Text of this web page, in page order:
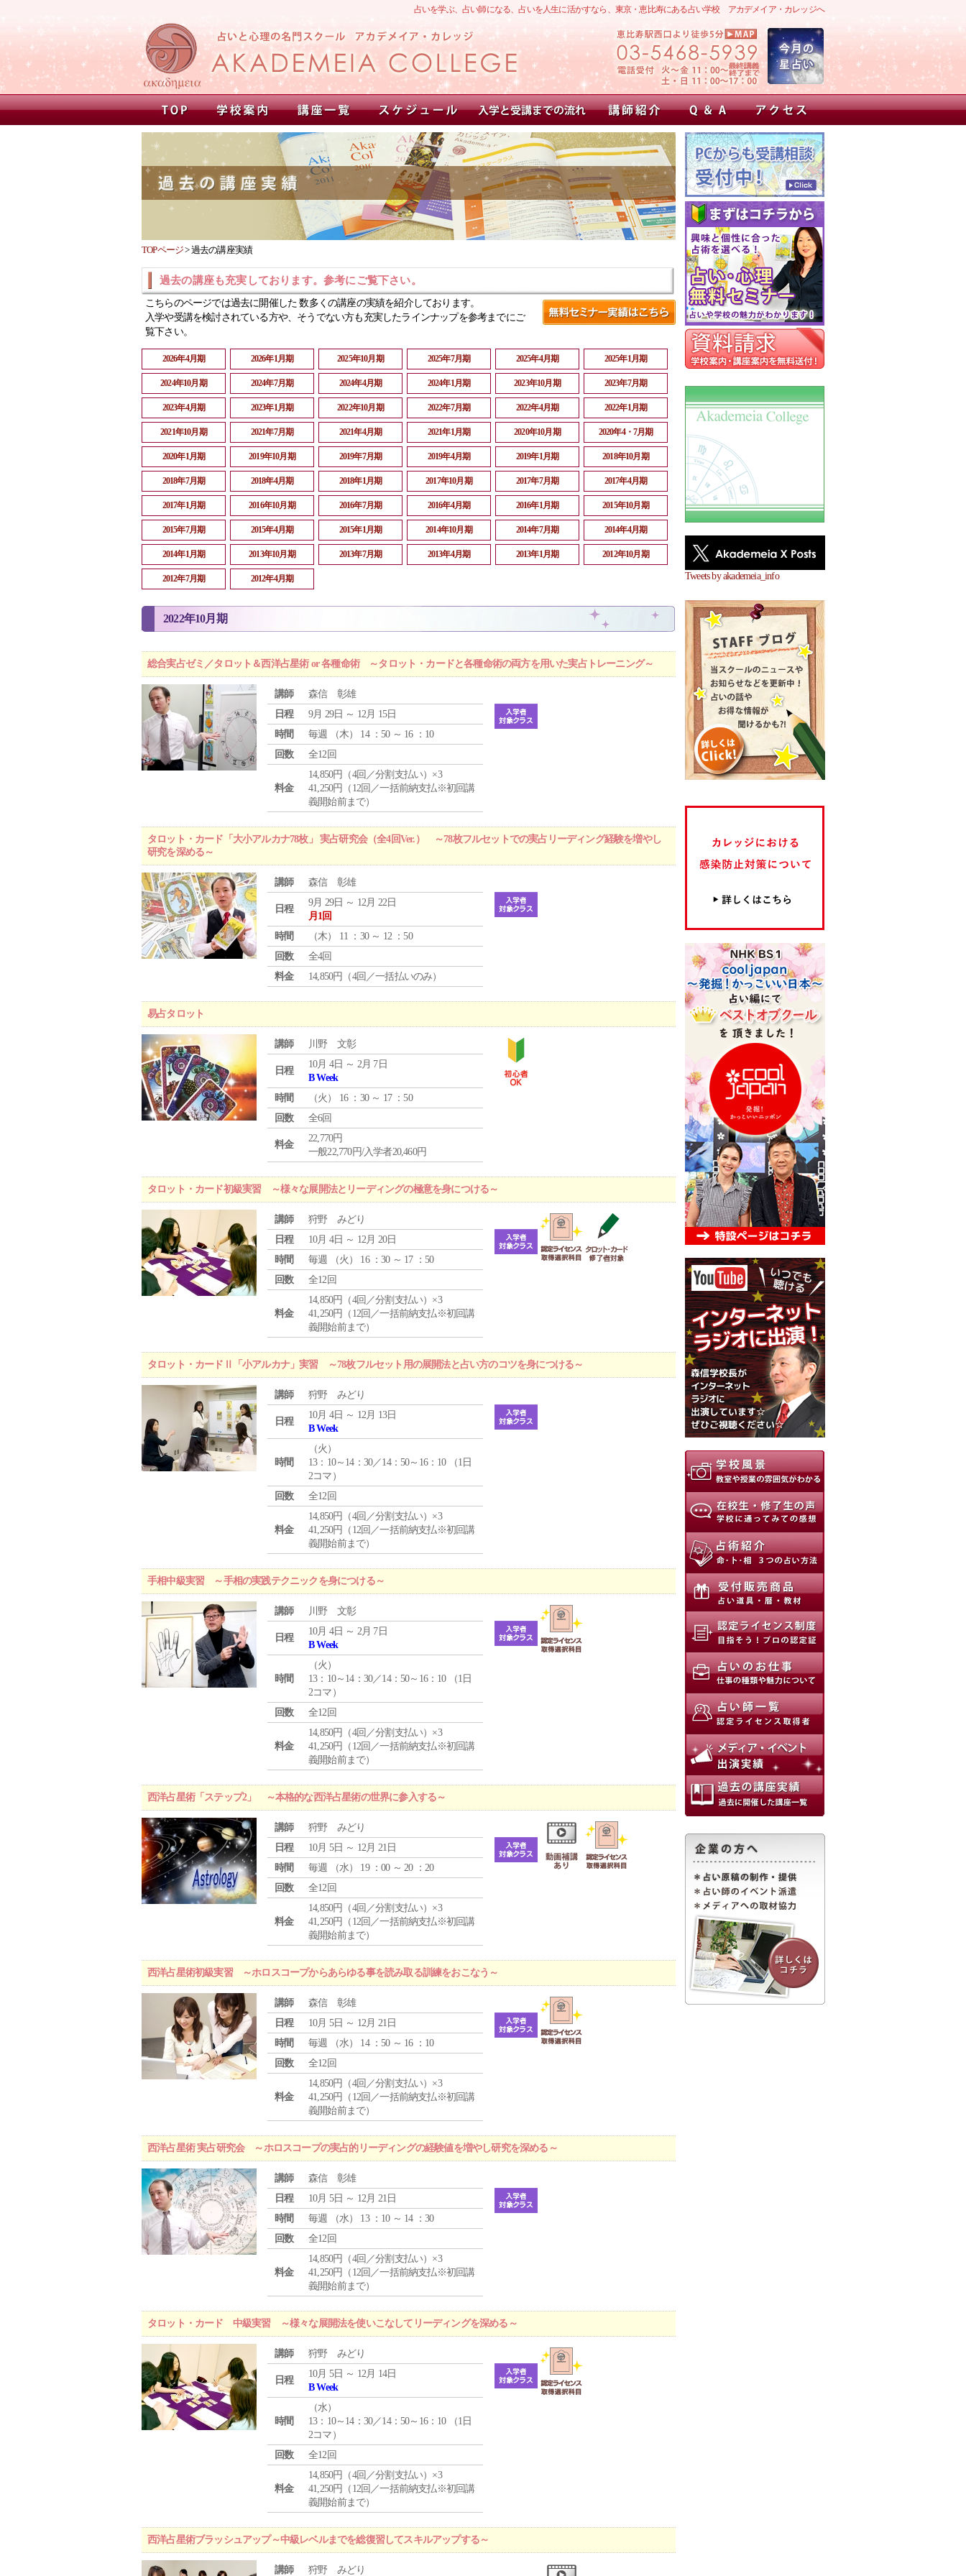
占いを学ぶ、占い師になる、占いを人生に活かすなら、東京・恵比寿にある占い学校 アカデメイア・カレッジへ
Tweets by akademeia_info
TOPページ>過去の講座実績
過去の講座も充実しております。参考にご覧下さい。
こちらのページでは過去に開催した 数多くの講座の実績を紹介しております。
入学や受講を検討されている方や、そうでない方も充実したラインナップを参考までにご
覧下さい。
2026年4月期 2026年1月期 2025年10月期 2025年7月期 2025年4月期 2025年1月期
2024年10月期 2024年7月期 2024年4月期 2024年1月期 2023年10月期 2023年7月期
2023年4月期 2023年1月期 2022年10月期 2022年7月期 2022年4月期 2022年1月期
2021年10月期 2021年7月期 2021年4月期 2021年1月期 2020年10月期 2020年4・7月期
2020年1月期 2019年10月期 2019年7月期 2019年4月期 2019年1月期 2018年10月期
2018年7月期 2018年4月期 2018年1月期 2017年10月期 2017年7月期 2017年4月期
2017年1月期 2016年10月期 2016年7月期 2016年4月期 2016年1月期 2015年10月期
2015年7月期 2015年4月期 2015年1月期 2014年10月期 2014年7月期 2014年4月期
2014年1月期 2013年10月期 2013年7月期 2013年4月期 2013年1月期 2012年10月期
2012年7月期 2012年4月期
2022年10月期
総合実占ゼミ／タロット＆西洋占星術 or 各種命術 ～タロット・カードと各種命術の両方を用いた実占トレーニング～
講師
森信 彰雄
日程
9月 29日 ～ 12月 15日
時間
毎週 （木） 14 ：50 ～ 16 ：10
回数
全12回
料金
14,850円（4回／分割支払い）×3
41,250円（12回／一括前納支払※初回講
義開始前まで）
タロット・カード「大小アルカナ78枚」 実占研究会（全4回Ver.） ～78枚フルセットでの実占リーディング経験を増やし
研究を深める～
講師 森信 彰雄
日程
9月 29日 ～ 12月 22日
月1回
時間
（木） 11 ：30 ～ 12 ：50
回数
全4回
料金
14,850円（4回／一括払いのみ）
易占タロット
講師 川野 文彰
日程
10月 4日 ～ 2月 7日
B Week
時間
（火 ） 16 ：30 ～ 17 ：50
回数
全6回
料金
22,770円
一般22,770円/入学者20,460円
タロット・カード初級実習 ～様々な展開法とリーディングの極意を身につける～
講師
狩野 みどり
日程
10月 4日 ～ 12月 20日
時間
毎週 （火 ） 16 ：30 ～ 17 ：50
回数
全12回
料金
14,850円（4回／分割支払い）×3
41,250円（12回／一括前納支払※初回講
義開始前まで）
タロット・カードⅡ「小アルカナ」実習 ～78枚フルセット用の展開法と占い方のコツを身につける～
講師 狩野 みどり
日程
10月 4日 ～ 12月 13日
B Week
時間
（火 ）
13：10～14：30／14：50～16：10 （1日
2コマ）
回数
全12回
料金
14,850円（4回／分割支払い）×3
41,250円（12回／一括前納支払※初回講
義開始前まで）
手相中級実習 ～手相の実践テクニックを身につける～
講師 川野 文彰
日程
10月 4日 ～ 2月 7日
B Week
時間
（火 ）
13：10～14：30／14：50～16：10 （1日
2コマ）
回数
全12回
料金
14,850円（4回／分割支払い）×3
41,250円（12回／一括前納支払※初回講
義開始前まで）
西洋占星術「ステップ2」 ～本格的な西洋占星術の世界に参入する～
講師
狩野 みどり
日程
10月 5日 ～ 12月 21日
時間
毎週 （水） 19 ：00 ～ 20 ：20
回数
全12回
料金
14,850円（4回／分割支払い）×3
41,250円（12回／一括前納支払※初回講
義開始前まで）
西洋占星術初級実習 ～ホロスコープからあらゆる事を読み取る訓練をおこなう～
講師
森信 彰雄
日程
10月 5日 ～ 12月 21日
時間
毎週 （水） 14 ：50 ～ 16 ：10
回数
全12回
料金
14,850円（4回／分割支払い）×3
41,250円（12回／一括前納支払※初回講
義開始前まで）
西洋占星術 実占研究会 ～ホロスコープの実占的リーディングの経験値を増やし研究を深める～
講師
森信 彰雄
日程
10月 5日 ～ 12月 21日
時間
毎週 （水） 13 ：10 ～ 14 ：30
回数
全12回
料金
14,850円（4回／分割支払い）×3
41,250円（12回／一括前納支払※初回講
義開始前まで）
タロット・カード 中級実習 ～様々な展開法を使いこなしてリーディングを深める～
講師 狩野 みどり
日程
10月 5日 ～ 12月 14日
B Week
時間
（水）
13：10～14：30／14：50～16：10 （1日
2コマ）
回数
全12回
料金
14,850円（4回／分割支払い）×3
41,250円（12回／一括前納支払※初回講
義開始前まで）
西洋占星術ブラッシュアップ～中級レベルまでを総復習してスキルアップする～
講師 狩野 みどり